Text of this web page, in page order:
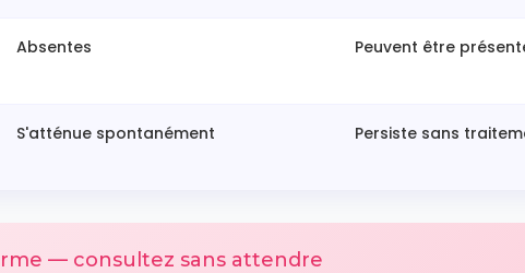
Absentes Peuvent être
S'atténue spontanément Persiste sans
— consultez sans attendre